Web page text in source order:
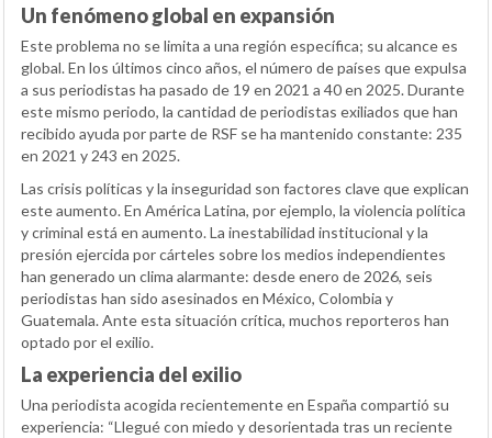
Un fenómeno global en expansión
Este problema no se limita a una región específica; su alcance es
global. En los últimos cinco años, el número de países que expulsa
a sus periodistas ha pasado de 19 en 2021 a 40 en 2025. Durante
este mismo periodo, la cantidad de periodistas exiliados que han
recibido ayuda por parte de RSF se ha mantenido constante: 235
en 2021 y 243 en 2025.
Las crisis políticas y la inseguridad son factores clave que explican
este aumento. En América Latina, por ejemplo, la violencia política
y criminal está en aumento. La inestabilidad institucional y la
presión ejercida por cárteles sobre los medios independientes
han generado un clima alarmante: desde enero de 2026, seis
periodistas han sido asesinados en México, Colombia y
Guatemala. Ante esta situación crítica, muchos reporteros han
optado por el exilio.
La experiencia del exilio
Una periodista acogida recientemente en España compartió su
experiencia: “Llegué con miedo y desorientada tras un reciente